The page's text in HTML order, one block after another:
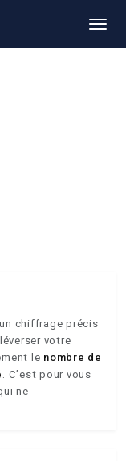
chiffrage précis
votre
le nombre de
. C’est pour vous
ne